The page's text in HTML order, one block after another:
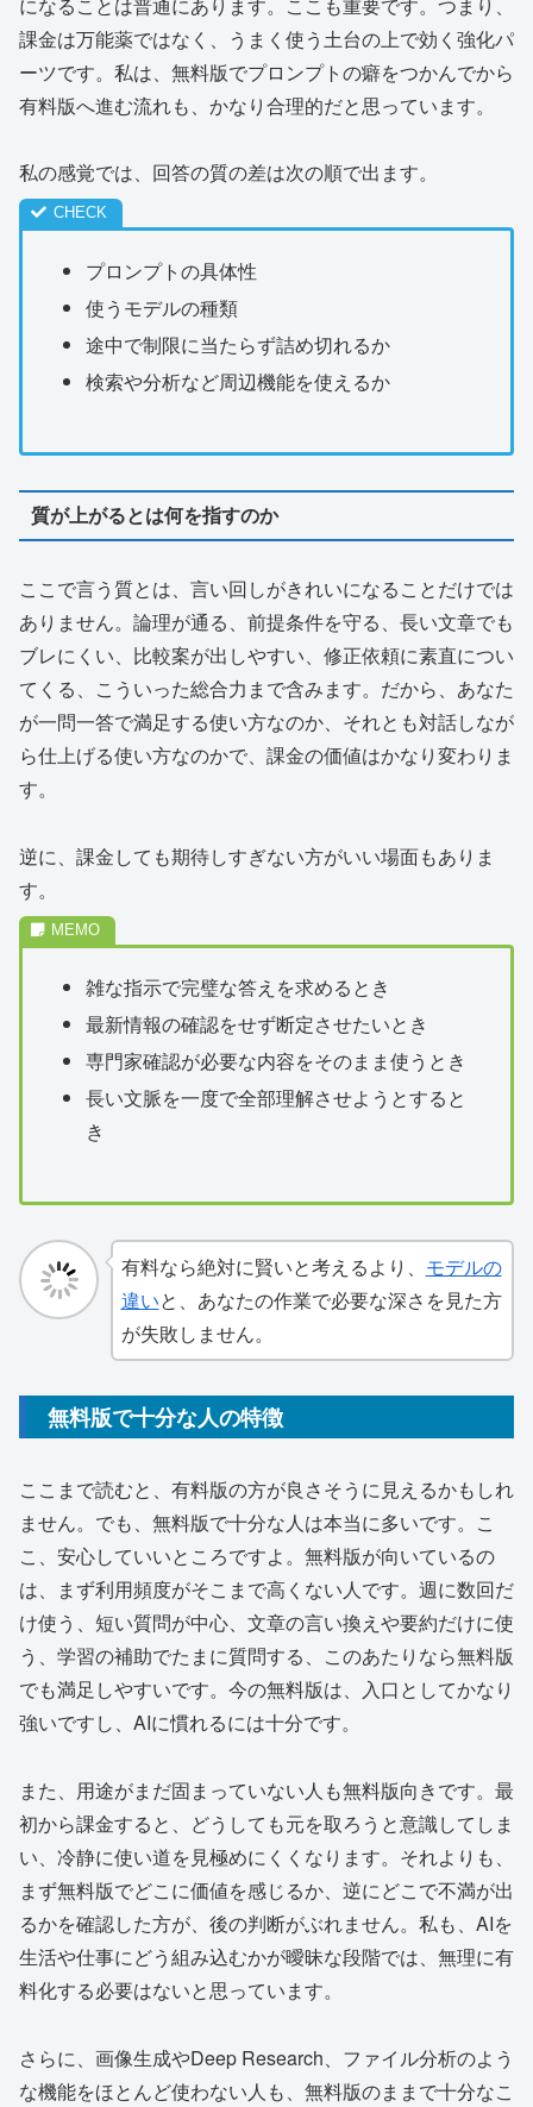
課金は万能薬ではなく、うまく使う土台の上で効く強化パ
ーツです。私は、無料版でプロンプトの癖をつかんでから
有料版へ進む流れも、かなり合理的だと思っています。
私の感覚では、回答の質の差は次の順で出ます。
プロンプトの具体性
使うモデルの種類
途中で制限に当たらず詰め切れるか
検索や分析など周辺機能を使えるか
質が上がるとは何を指すのか
ここで言う質とは、言い回しがきれいになることだけでは
ありません。論理が通る、前提条件を守る、長い文章でも
ブレにくい、比較案が出しやすい、修正依頼に素直につい
てくる、こういった総合力まで含みます。だから、あなた
が一問一答で満足する使い方なのか、それとも対話しなが
ら仕上げる使い方なのかで、課金の価値はかなり変わりま
す。
逆に、課金しても期待しすぎない方がいい場面もありま
す。
雑な指示で完璧な答えを求めるとき
最新情報の確認をせず断定させたいとき
専門家確認が必要な内容をそのまま使うとき
長い文脈を一度で全部理解させようとすると
き
有料なら絶対に賢いと考えるより、 モデルの
違いと、あなたの作業で必要な深さを見た方
が失敗しません。
無料版で十分な人の特徴
ここまで読むと、有料版の方が良さそうに見えるかもしれ
ません。でも、無料版で十分な人は本当に多いです。こ
こ、安心していいところですよ。無料版が向いているの
は、まず利用頻度がそこまで高くない人です。週に数回だ
け使う、短い質問が中心、文章の言い換えや要約だけに使
う、学習の補助でたまに質問する、このあたりなら無料版
でも満足しやすいです。今の無料版は、入口としてかなり
強いですし、AIに慣れるには十分です。
また、用途がまだ固まっていない人も無料版向きです。最
初から課金すると、どうしても元を取ろうと意識してしま
い、冷静に使い道を見極めにくくなります。それよりも、
まず無料版でどこに価値を感じるか、逆にどこで不満が出
るかを確認した方が、後の判断がぶれません。私も、AIを
生活や仕事にどう組み込むかが曖昧な段階では、無理に有
料化する必要はないと思っています。
さらに、画像生成やDeep Research、ファイル分析のよう
な機能をほとんど使わない人も、無料版のままで十分なこ